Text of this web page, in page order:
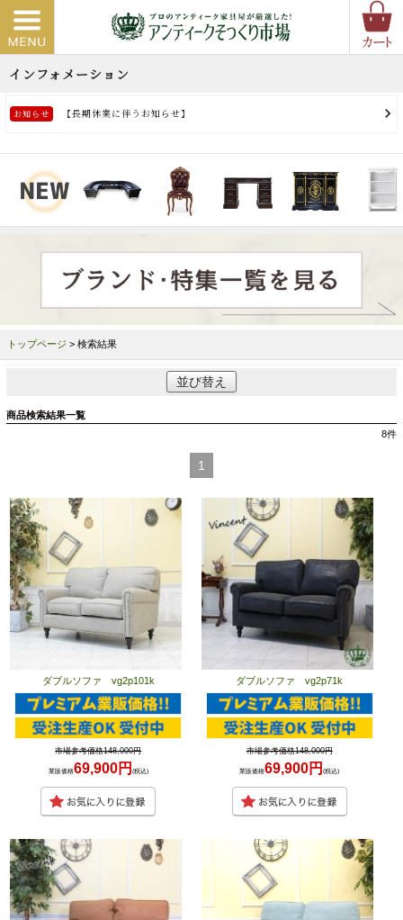
トップページ > 検索結果
並び替え
商品検索結果一覧
8件
1
ダブルソファ vg2p101k
市場参考価格148,000円
業販価格69,900円 (税込)
ダブルソファ vg2p71k
市場参考価格148,000円
業販価格69,900円(税込)